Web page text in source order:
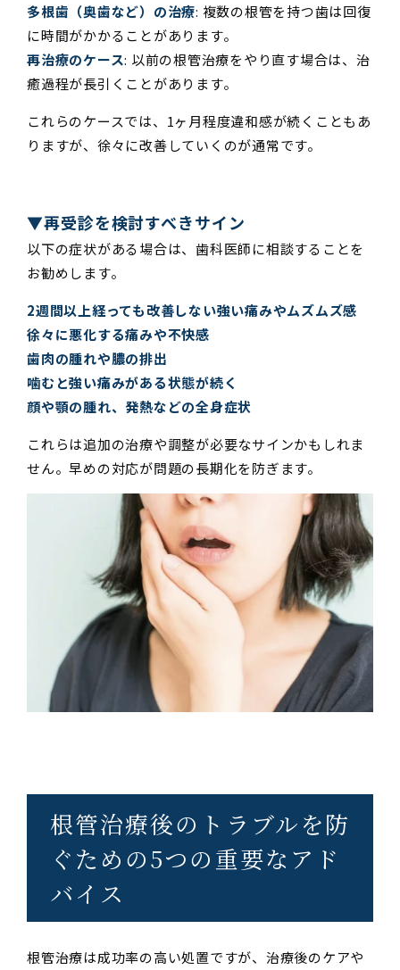
多根歯（奥歯など）の治療: 複数の根管を持つ歯は回復
に時間がかかることがあります。
再治療のケース: 以前の根管治療をやり直す場合は、治
癒過程が長引くことがあります。
これらのケースでは、1ヶ月程度違和感が続くこともあ
りますが、徐々に改善していくのが通常です。
▼再受診を検討すべきサイン
以下の症状がある場合は、歯科医師に相談することを
お勧めします。
2週間以上経っても改善しない強い痛みやムズムズ感
徐々に悪化する痛みや不快感
歯肉の腫れや膿の排出
噛むと強い痛みがある状態が続く
顔や顎の腫れ、発熱などの全身症状
これらは追加の治療や調整が必要なサインかもしれま
せん。早めの対応が問題の長期化を防ぎます。
根管治療後のトラブルを防
ぐための5つの重要なアド
バイス
根管治療は成功率の高い処置ですが、治療後のケアや